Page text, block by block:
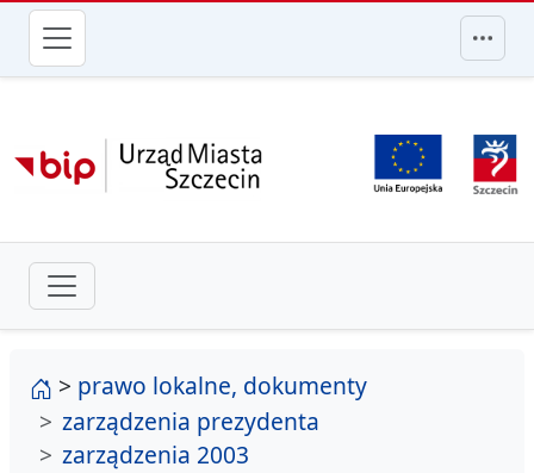
przejdź do głównego menu
strona główna
> prawo lokalne, dokumenty
zarządzenia prezydenta
zarządzenia 2003